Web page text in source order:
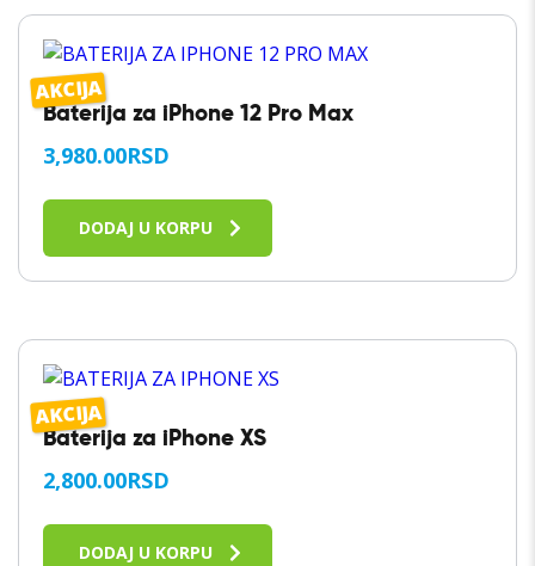
AKCIJA
Baterija za iPhone 12 Pro Max
3,980.00RSD
DODAJ U KORPU
AKCIJA
Baterija za iPhone XS
2,800.00RSD
DODAJ U KORPU